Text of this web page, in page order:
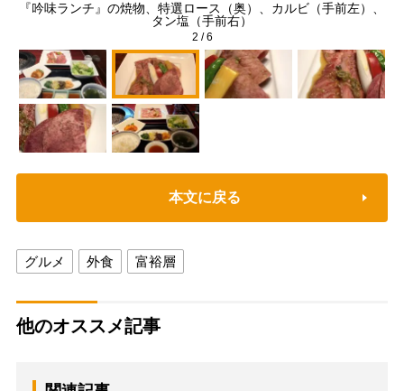
『吟味ランチ』の焼物、特選ロース（奥）、カルビ（手前左）、
タン塩（手前右）
2 /6
本文に戻る
グルメ 外食 富裕層
他のオススメ記事